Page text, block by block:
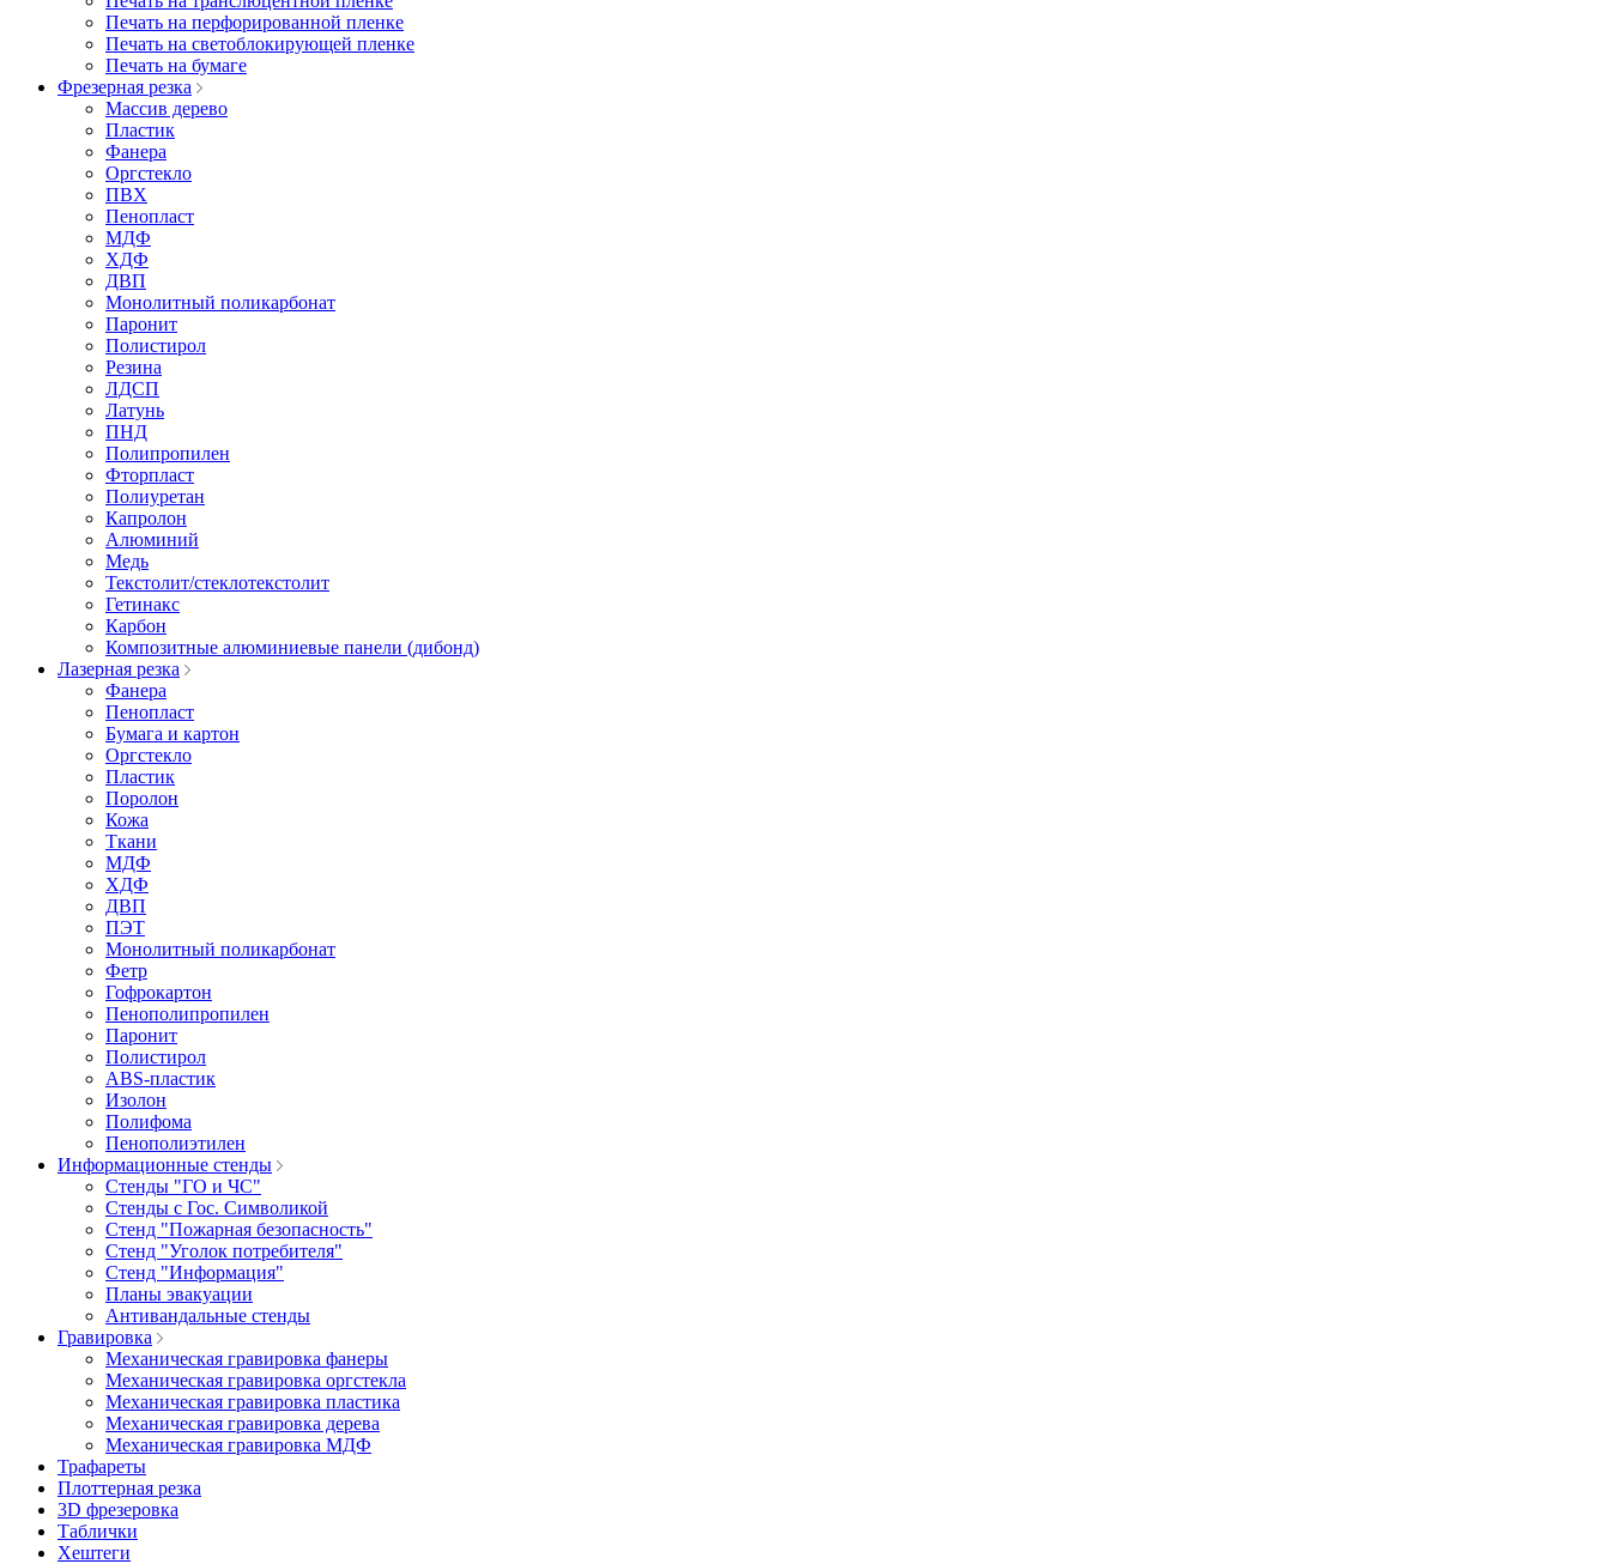
Печать на перфорированной пленке
Печать на светоблокирующей пленке
Печать на бумаге
Фрезерная резка
Массив дерево
Пластик
Фанера
Оргстекло
ПВХ
Пенопласт
МДФ
ХДФ
ДВП
Монолитный поликарбонат
Паронит
Полистирол
Резина
ЛДСП
Латунь
ПНД
Полипропилен
Фторпласт
Полиуретан
Капролон
Алюминий
Медь
Текстолит/стеклотекстолит
Гетинакс
Карбон
Композитные алюминиевые панели (дибонд)
Лазерная резка
Фанера
Пенопласт
Бумага и картон
Оргстекло
Пластик
Поролон
Кожа
Ткани
МДФ
ХДФ
ДВП
ПЭТ
Монолитный поликарбонат
Фетр
Гофрокартон
Пенополипропилен
Паронит
Полистирол
ABS-пластик
Изолон
Полифома
Пенополиэтилен
Информационные стенды
Стенды "ГО и ЧС"
Стенды с Гос. Символикой
Стенд "Пожарная безопасность"
Стенд "Уголок потребителя"
Стенд "Информация"
Планы эвакуации
Антивандальные стенды
Гравировка
Механическая гравировка фанеры
Механическая гравировка оргстекла
Механическая гравировка пластика
Механическая гравировка дерева
Механическая гравировка МДФ
Трафареты
Плоттерная резка
3D фрезеровка
Таблички
Хештеги